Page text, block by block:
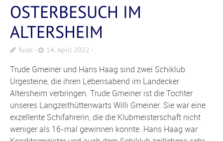
OSTERBESUCH IM
ALTERSHEIM
fuzzi 14. April 2022
Trude Gmeiner und Hans Haag sind zwei Schiklub
Urgesteine, die ihren Lebensabend im Landecker
Altersheim verbringen. Trude Gmeiner ist die Tochter
unseres Langzeithüttenwarts Willi Gmeiner. Sie war eine
exzellente Schifahrerin, die die Klubmeisterschaft nicht
weniger als 16-mal gewinnen konnte. Hans Haag war